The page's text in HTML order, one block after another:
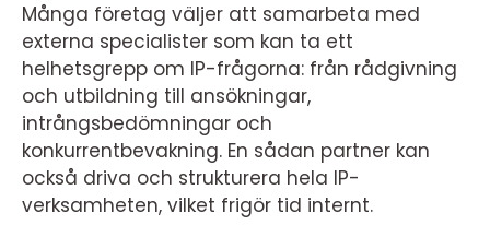
Många företag väljer att samarbeta med
externa specialister som kan ta ett
helhetsgrepp om IP-frågorna: från rådgivning
och utbildning till ansökningar,
intrångsbedömningar och
konkurrentbevakning. En sådan partner kan
också driva och strukturera hela IP-
verksamheten, vilket frigör tid internt.